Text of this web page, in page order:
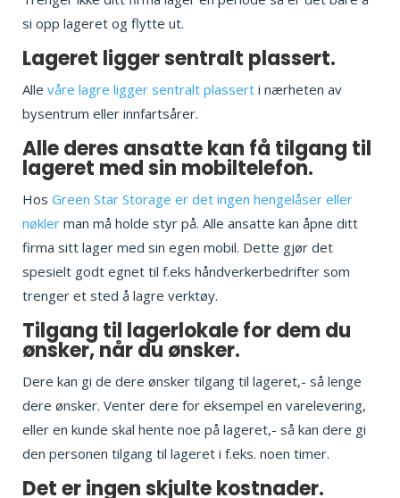
si opp lageret og flytte ut.
Lageret ligger sentralt plassert.
Alle våre lagre ligger sentralt plassert i nærheten av
bysentrum eller innfartsårer.
Alle deres ansatte kan få tilgang til
lageret med sin mobiltelefon.
Hos Green Star Storage er det ingen hengelåser eller
nøkler man må holde styr på. Alle ansatte kan åpne ditt
firma sitt lager med sin egen mobil. Dette gjør det
spesielt godt egnet til f.eks håndverkerbedrifter som
trenger et sted å lagre verktøy.
Tilgang til lagerlokale for dem du
ønsker, når du ønsker.
Dere kan gi de dere ønsker tilgang til lageret,- så lenge
dere ønsker. Venter dere for eksempel en varelevering,
eller en kunde skal hente noe på lageret,- så kan dere gi
den personen tilgang til lageret i f.eks. noen timer.
Det er ingen skjulte kostnader.